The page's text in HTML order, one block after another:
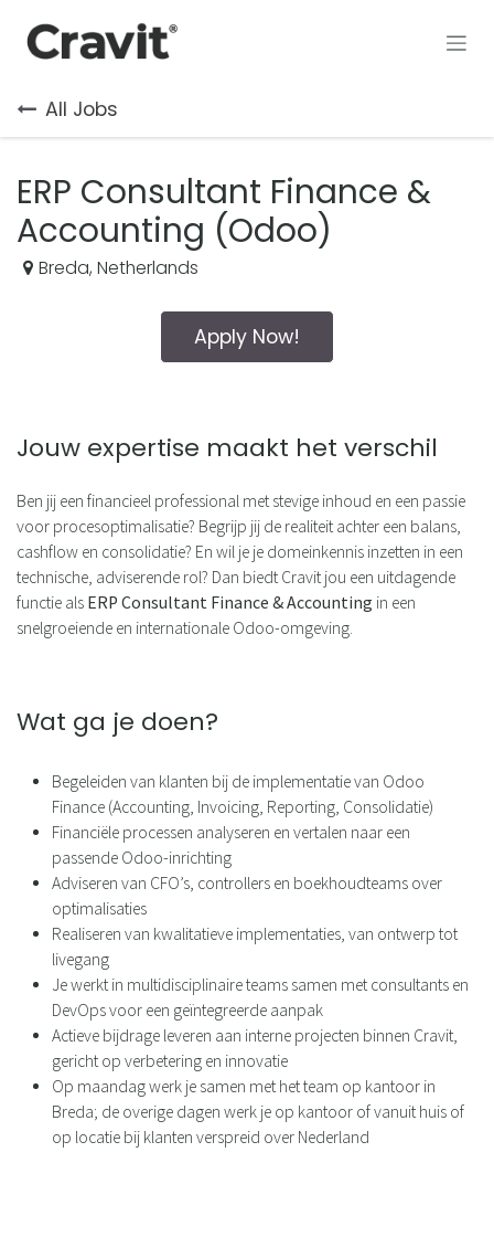
All Jobs
ERP Consultant Finance &
Accounting (Odoo)
Breda,Netherlands
Apply Now!
Jouw expertise maakt het verschil
Ben jij een financieel professional met stevige inhoud en een passie
voor procesoptimalisatie? Begrijp jij de realiteit achter een balans,
cashflow en consolidatie? En wil je je domeinkennis inzetten in een
technische, adviserende rol? Dan biedt Cravit jou een uitdagende
functie als ERP Consultant Finance & Accounting in een
snelgroeiende en internationale Odoo-omgeving.
Wat ga je doen?
Begeleiden van klanten bij de implementatie van Odoo
Finance (Accounting, Invoicing, Reporting, Consolidatie)
Financiële processen analyseren en vertalen naar een
passende Odoo-inrichting
Adviseren van CFO’s, controllers en boekhoudteams over
optimalisaties
Realiseren van kwalitatieve implementaties, van ontwerp tot
livegang
Je werkt in multidisciplinaire teams samen met consultants en
DevOps voor een geïntegreerde aanpak
Actieve bijdrage leveren aan interne projecten binnen Cravit,
gericht op verbetering en innovatie
Op maandag werk je samen met het team op kantoor in
Breda; de overige dagen werk je op kantoor of vanuit huis of
op locatie bij klanten verspreid over Nederland